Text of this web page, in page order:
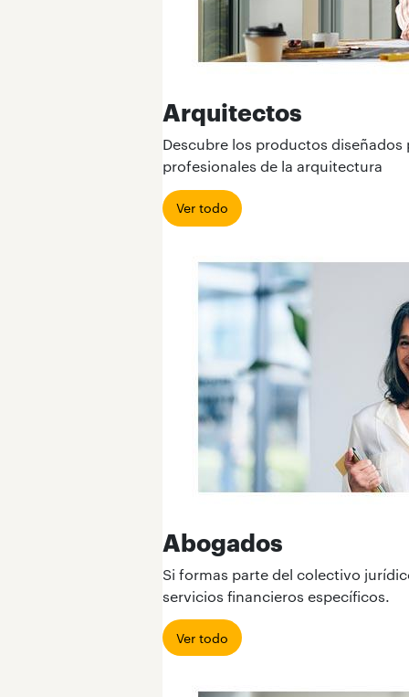
Arquitectos
Descubre los productos
profesionales de la arquitectura
Ver todo
Abogados
Si formas parte del colectivo
servicios financieros específicos.
Ver todo